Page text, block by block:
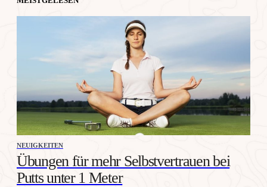
NEUIGKEITEN
Übungen für mehr Selbstvertrauen bei
Putts unter 1 Meter